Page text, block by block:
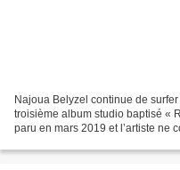
Najoua Belyzel continue de
troisième album studio baptisé «
paru en mars 2019 et l’artiste ne